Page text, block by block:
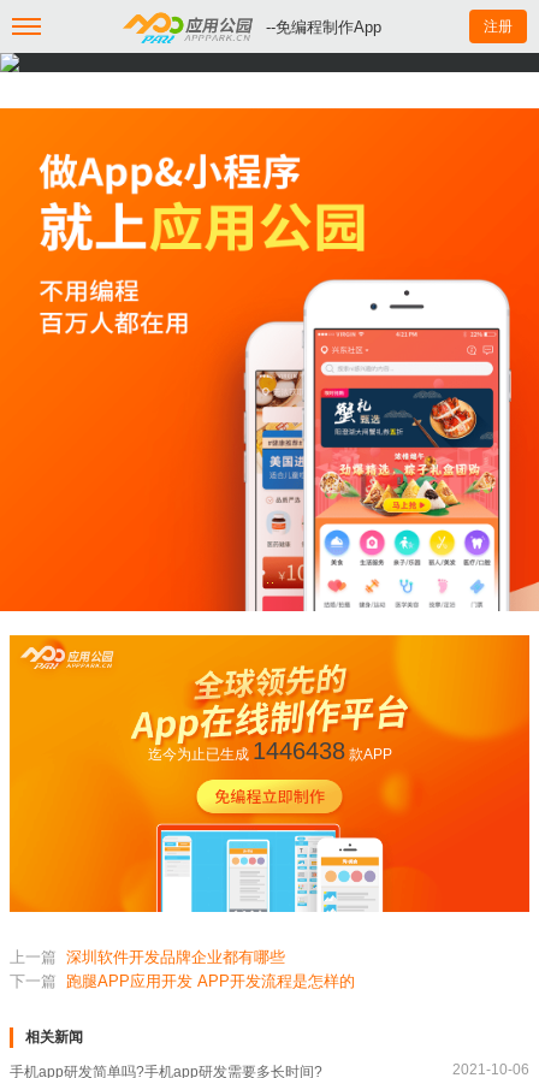
--免编程制作App 注册
迄今为止已生成 1446438款APP
上一篇 深圳软件开发品牌企业都有哪些
下一篇
跑腿APP应用开发 APP开发流程是怎样的
相关新闻
手机app研发简单吗?手机app研发需要多长时间? 2021-10-06